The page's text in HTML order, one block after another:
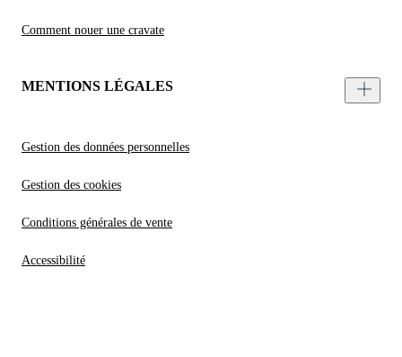
Comment nouer une cravate
MENTIONS LÉGALES
Gestion des données personnelles
Gestion des cookies
Conditions générales de vente
Accessibilité